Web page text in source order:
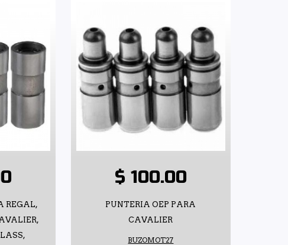
REGAL,
$ 100.00
PUNTERIA OEP PARA
CAVALIER
BUZOMOT27